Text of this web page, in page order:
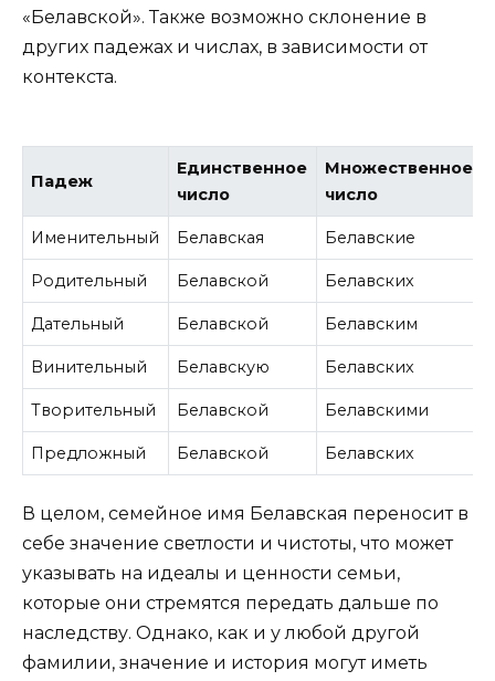
«Белавской». Также возможно склонение в
других падежах и числах, в зависимости от
контекста.
Падеж
Единственное
число
Множественное
число
Именительный Белавская Белавские
Родительный Белавской Белавских
Дательный Белавской Белавским
Винительный Белавскую Белавских
Творительный Белавской Белавскими
Предложный Белавской Белавских
В целом, семейное имя Белавская переносит в
себе значение светлости и чистоты, что может
указывать на идеалы и ценности семьи,
которые они стремятся передать дальше по
наследству. Однако, как и у любой другой
фамилии, значение и история могут иметь